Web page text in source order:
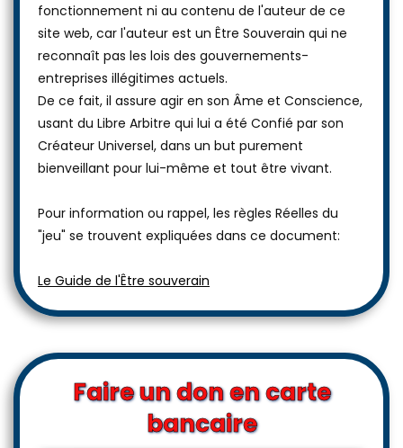
fonctionnement ni au contenu de l'auteur de ce
site web, car l'auteur est un Être Souverain qui ne
reconnaît pas les lois des gouvernements-
entreprises illégitimes actuels.
De ce fait, il assure agir en son Âme et Conscience,
usant du Libre Arbitre qui lui a été Confié par son
Créateur Universel, dans un but purement
bienveillant pour lui-même et tout être vivant.
Pour information ou rappel, les règles Réelles du
"jeu" se trouvent expliquées dans ce document:
Le Guide de l'Être souverain
Faire un don en carte
bancaire